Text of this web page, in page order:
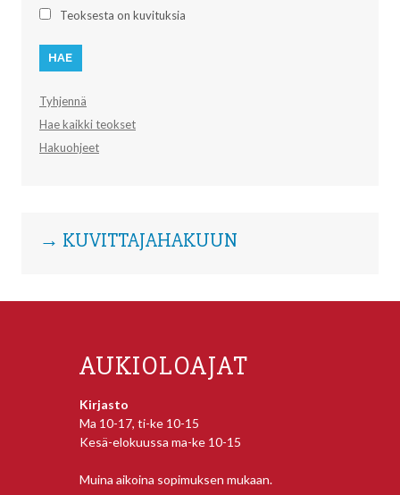
Teoksesta on kuvituksia
Tyhjennä
Hae kaikki teokset
Hakuohjeet
→ KUVITTAJAHAKUUN
AUKIOLOAJAT
Kirjasto
Ma 10-17, ti-ke 10-15
Kesä-elokuussa ma-ke 10-15
Muina aikoina sopimuksen mukaan.